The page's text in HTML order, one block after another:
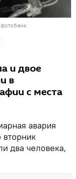
и двое
в
с места
авария
два человека,